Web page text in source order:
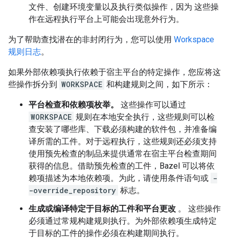
文件、创建环境变量以及执行类似操作，因为 这些操
作在远程执行平台上可能会出现意外行为。
为了帮助查找潜在的非封闭行为，您可以使用 Workspace
规则日志。
如果外部依赖项执行依赖于宿主平台的特定操作，您应将这
些操作拆分到 WORKSPACE 和构建规则之间，如下所示：
平台检查和依赖项枚举。
这些操作可以通过
WORKSPACE 规则在本地安全执行，这些规则可以检
查安装了哪些库、下载必须构建的软件包，并准备编
译所需的工件。对于远程执行，这些规则还必须支持
使用预先检查的制品来提供通常在宿主平台检查期间
获得的信息。借助预先检查的工件，Bazel 可以将依
赖项描述为本地依赖项。为此，请使用条件语句或 -
-override_repository 标志。
生成或编译特定于目标的工件和平台更改 。 这些操作
必须通过常规构建规则执行。为外部依赖项生成特定
于目标的工件的操作必须在构建期间执行。